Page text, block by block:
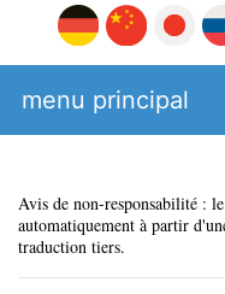
menu principal
Avis de non-responsabilité :
automatiquement à partir
traduction tiers.